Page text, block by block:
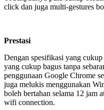
click dan juga multi-gestures
Prestasi
Dengan spesifikasi yang
yang cukup bagus tanpa
penggunaan Google Chrome
juga melukis menggunakan
boleh bertahan selama 12 jam
wifi connection.